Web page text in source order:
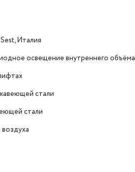
Италия
освещение внутреннего объёма
стали
стали